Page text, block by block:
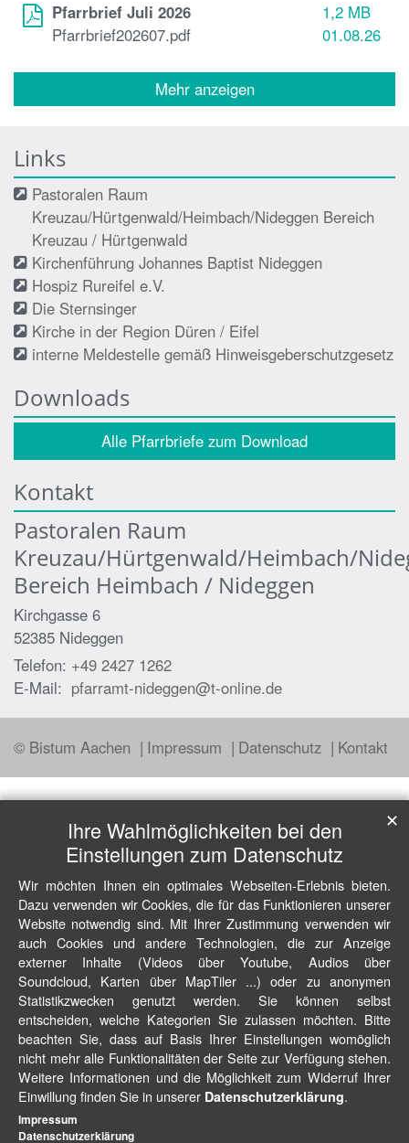
Pfarrbrief Juli 2026
Pfarrbrief202607.pdf
1,2 MB
01.08.26
Mehr anzeigen
Links
Pastoralen Raum
Kreuzau/Hürtgenwald/Heimbach/Nideggen Bereich
Kreuzau / Hürtgenwald
Kirchenführung Johannes Baptist Nideggen
Hospiz Rureifel e.V.
Die Sternsinger
Kirche in der Region Düren / Eifel
interne Meldestelle gemäß Hinweisgeberschutzgesetz
Downloads
Alle Pfarrbriefe zum Download
Kontakt
Pastoralen Raum
Kreuzau/Hürtgenwald/Heimbach/
Bereich Heimbach / Nideggen
Kirchgasse 6
52385 Nideggen
Telefon: +49 2427 1262
E-Mail: pfarramt-nideggen@t-online.de
© Bistum Aachen Impressum Datenschutz Kontakt
Ihre Wahlmöglichkeiten bei den
Einstellungen zum Datenschutz
Wir möchten Ihnen ein optimales Webseiten-Erlebnis bieten.
Dazu verwenden wir Cookies, die für das Funktionieren unserer
Website notwendig sind. Mit Ihrer Zustimmung verwenden wir
auch Cookies und andere Technologien, die zur Anzeige
externer Inhalte (Videos über Youtube, Audios über
Soundcloud, Karten über MapTiler ...) oder zu anonymen
Statistikzwecken genutzt werden. Sie können selbst
entscheiden, welche Kategorien Sie zulassen möchten. Bitte
beachten Sie, dass auf Basis Ihrer Einstellungen womöglich
nicht mehr alle Funktionalitäten der Seite zur Verfügung stehen.
Weitere Informationen und die Möglichkeit zum Widerruf Ihrer
Einwillung finden Sie in unserer Datenschutzerklärung.
✕
Impressum
Datenschutzerklärung